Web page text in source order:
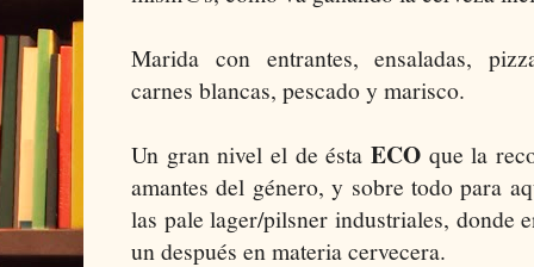
Marida con entrantes, ensaladas,
carnes blancas, pescado y marisco.
Un gran nivel el de ésta ECO que la
amantes del género, y sobre todo para
las pale lager/pilsner industriales, donde
un después en materia cervecera.